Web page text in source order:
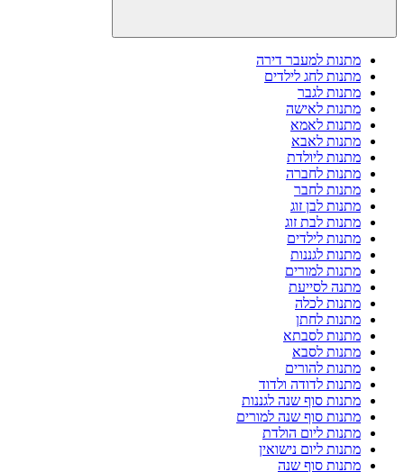
מתנות למעבר דירה
מתנות לחג לילדים
מתנות לגבר
מתנות לאישה
מתנות לאמא
מתנות לאבא
מתנות ליולדת
מתנות לחברה
מתנות לחבר
מתנות לבן זוג
מתנות לבת זוג
מתנות לילדים
מתנות לגננות
מתנות למורים
מתנה לסייעת
מתנות לכלה
מתנות לחתן
מתנות לסבתא
מתנות לסבא
מתנות להורים
מתנות לדודה ולדוד
מתנות סוף שנה לגננות
מתנות סוף שנה למורים
מתנות ליום הולדת
מתנות ליום נישואין
מתנות סוף שנה